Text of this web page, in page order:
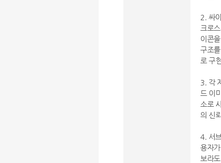
2. 싸
크로
이콘
구조
로 구
3. 각
드 이
소로
의 신
4. 서
용자
보라